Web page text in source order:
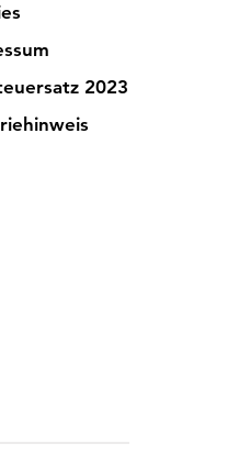
2023